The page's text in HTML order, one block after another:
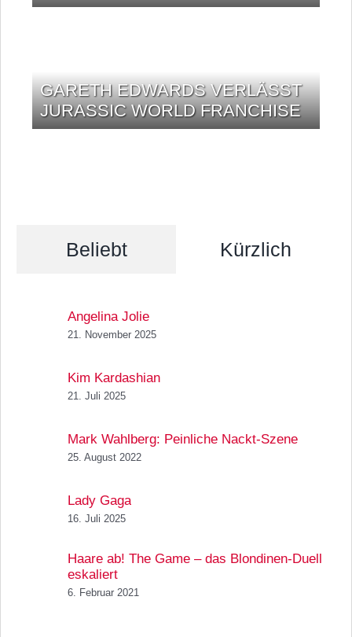
GARETH EDWARDS VERLÄSST
JURASSIC WORLD FRANCHISE
Beliebt Kürzlich
Angelina Jolie
21. November 2025
Kim Kardashian
21. Juli 2025
Mark Wahlberg: Peinliche Nackt-Szene
25. August 2022
Lady Gaga
16. Juli 2025
Haare ab! The Game – das Blondinen-Duell
eskaliert
6. Februar 2021